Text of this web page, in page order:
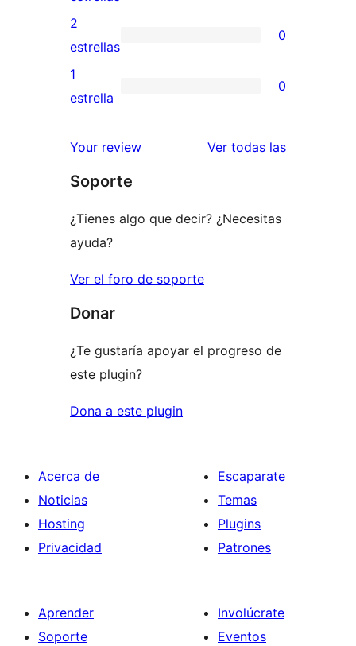
4
estrellas
valoraciones
de
3
estrellas
0
valoraciones
de
estrellas
2
estrellas
0
0
de
estrellas
1
estrella
0
Your review Ver todas las
Soporte
¿Tienes algo que decir? ¿Necesitas
ayuda?
Ver el foro de soporte
Donar
¿Te gustaría apoyar el progreso de
este plugin?
Dona a este plugin
Acerca de
Noticias
Hosting
Privacidad
Escaparate
Temas
Plugins
Patrones
Aprender
Soporte
Involúcrate
Eventos